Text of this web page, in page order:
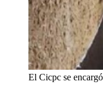
El Cicpc se